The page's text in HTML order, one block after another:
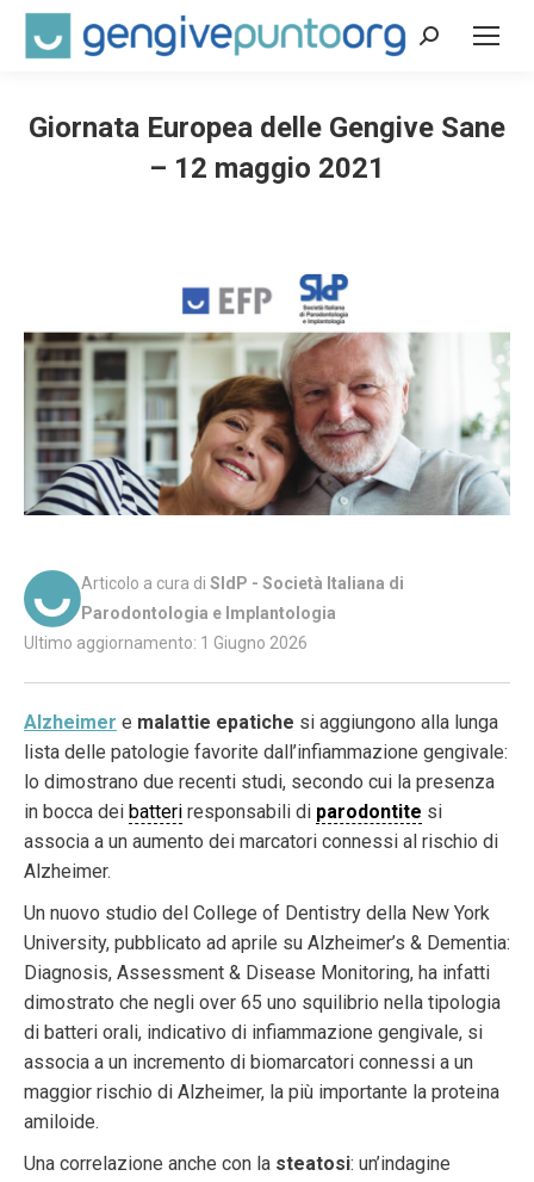
Cerca:
Giornata Europea delle Gengive Sane
– 12 maggio 2021
Articolo a cura di SIdP - Società Italiana di
Parodontologia e Implantologia
Ultimo aggiornamento: 1 Giugno 2026
Alzheimer e malattie epatiche si aggiungono alla lunga
lista delle patologie favorite dall’infiammazione gengivale:
lo dimostrano due recenti studi, secondo cui la presenza
in bocca dei batteri responsabili di parodontite si
associa a un aumento dei marcatori connessi al rischio di
Alzheimer.
Un nuovo studio del College of Dentistry della New York
University, pubblicato ad aprile su Alzheimer’s & Dementia:
Diagnosis, Assessment & Disease Monitoring, ha infatti
dimostrato che negli over 65 uno squilibrio nella tipologia
di batteri orali, indicativo di infiammazione gengivale, si
associa a un incremento di biomarcatori connessi a un
maggior rischio di Alzheimer, la più importante la proteina
amiloide.
Una correlazione anche con la steatosi: un’indagine